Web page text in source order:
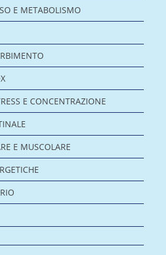
E METABOLISMO
E CONCENTRAZIONE
E MUSCOLARE